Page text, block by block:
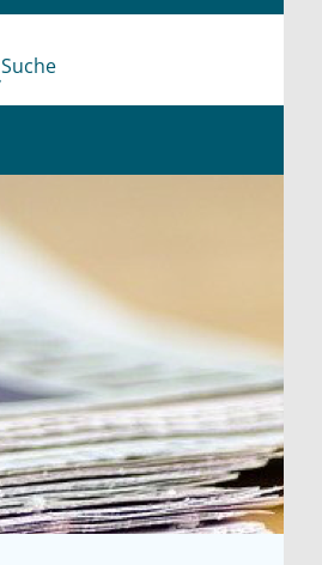
Suche